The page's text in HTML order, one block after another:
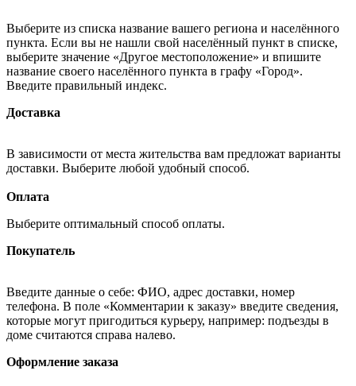
Выберите из списка название вашего региона и населённого
пункта. Если вы не нашли свой населённый пункт в списке,
выберите значение «Другое местоположение» и впишите
название своего населённого пункта в графу «Город».
Введите правильный индекс.
Доставка
В зависимости от места жительства вам предложат варианты
доставки. Выберите любой удобный способ.
Оплата
Выберите оптимальный способ оплаты.
Покупатель
Введите данные о себе: ФИО, адрес доставки, номер
телефона. В поле «Комментарии к заказу» введите сведения,
которые могут пригодиться курьеру, например: подъезды в
доме считаются справа налево.
Оформление заказа